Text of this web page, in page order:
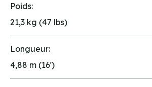
Poids:
21,3 kg (47 lbs)
Longueur:
4,88 m (16')